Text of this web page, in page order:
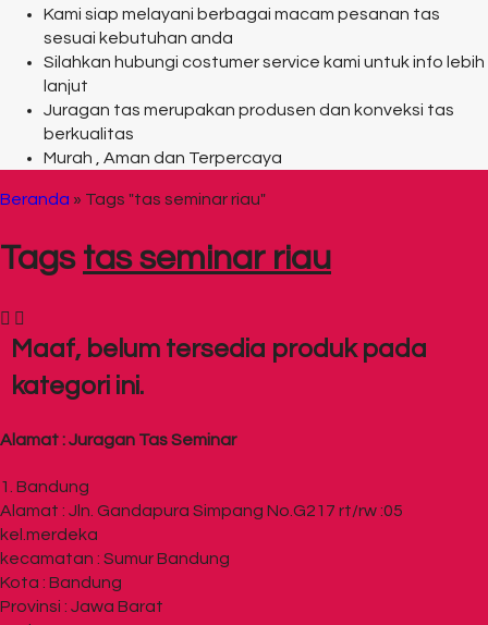
Kami siap melayani berbagai macam pesanan tas
sesuai kebutuhan anda
Silahkan hubungi costumer service kami untuk info lebih
lanjut
Juragan tas merupakan produsen dan konveksi tas
berkualitas
Murah , Aman dan Terpercaya
Beranda » Tags "tas seminar riau"
Tags tas seminar riau
Maaf, belum tersedia produk pada
kategori ini.
Alamat : Juragan Tas Seminar
1. Bandung
Alamat : Jln. Gandapura Simpang No.G217 rt/rw :05
kel.merdeka
kecamatan : Sumur Bandung
Kota : Bandung
Provinsi : Jawa Barat